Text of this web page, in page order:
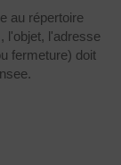
au répertoire
l'objet, l'adresse
fermeture) doit